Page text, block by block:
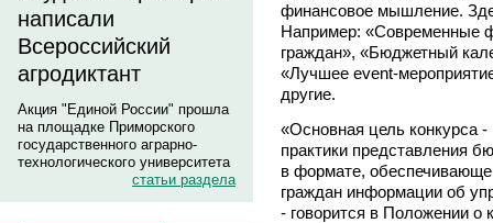
написали
Всероссийский
агродиктант
Акция "Единой России" прошла
на площадке Приморского
государственного аграрно-
технологического университета
статьи раздела
финансовое мышление.
Например: «Современные
граждан», «Бюджетный
«Лучшее event-
другие.
«Основная цель конкурса
практики представления
в формате,
граждан информации об
- говорится в Положении о